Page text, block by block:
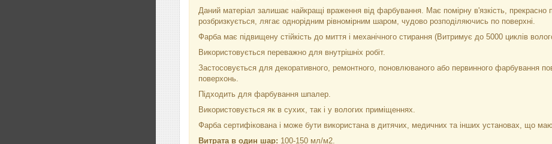
Даний матеріал залишає найкращі враження від фарбування. Має помірну в'язкість, прекрасно
розбризкується, лягає однорідним рівномірним шаром, чудово розподіляючись по поверхні.
Фарба має підвищену стійкість до миття і механічного стирання (Витримує до 5000 циклів
Використовується переважно для внутрішніх робіт.
Застосовується для декоративного, ремонтного, поновлюваного або первинного фарбування
поверхонь.
Підходить для фарбування шпалер.
Використовується як в сухих, так і у вологих приміщеннях.
Фарба сертифікована і може бути використана в дитячих, медичних та інших установах, що
Витрата в один шар: 100-150 мл/м2.